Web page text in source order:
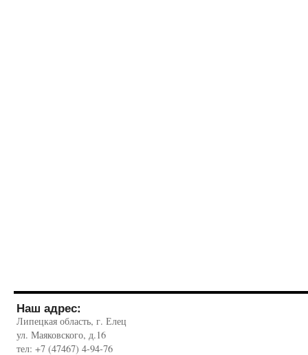
Наш адрес:
Липецкая область, г. Елец
ул. Маяковского, д.16
тел: +7 (47467) 4-94-76